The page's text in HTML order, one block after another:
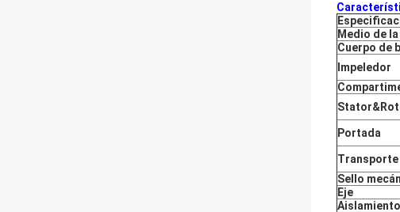
Medio de
Cuerpo de
Impeledor
Portada
Transporte
Sello
Eje
Aislamiento